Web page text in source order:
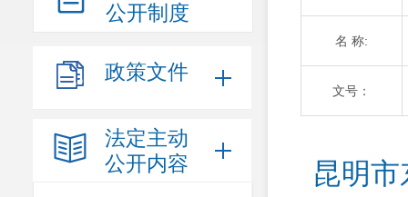
公开制度
政策文件
法定主动
公开内容
名 称:
文号：
昆明